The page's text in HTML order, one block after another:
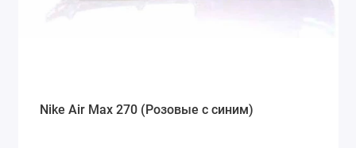
Nike Air Max 270 (Розовые с синим)